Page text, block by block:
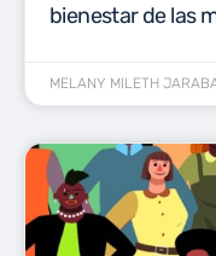
bienestar de las
MELANY MILETH